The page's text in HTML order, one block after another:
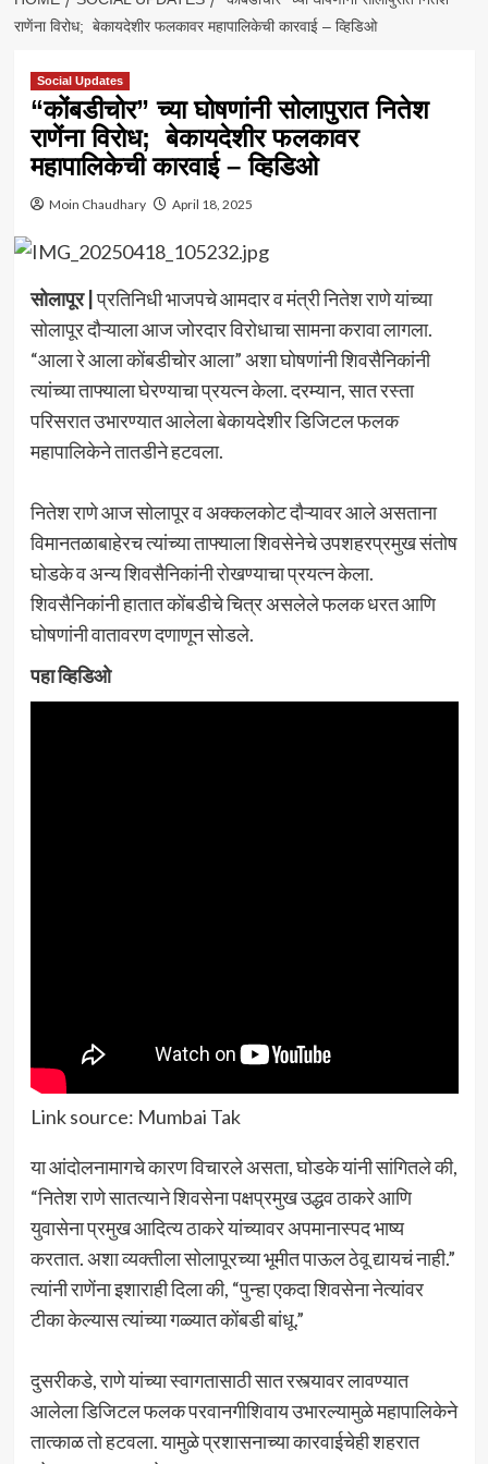
राणेंना विरोध; बेकायदेशीर फलकावर महापालिकेची कारवाई – व्हिडिओ
Social Updates
“कोंबडीचोर” च्या घोषणांनी सोलापुरात नितेश
राणेंना विरोध; बेकायदेशीर फलकावर
महापालिकेची कारवाई – व्हिडिओ
Moin Chaudhary April 18, 2025
सोलापूर | प्रतिनिधी भाजपचे आमदार व मंत्री नितेश राणे यांच्या
सोलापूर दौऱ्याला आज जोरदार विरोधाचा सामना करावा लागला.
“आला रे आला कोंबडीचोर आला” अशा घोषणांनी शिवसैनिकांनी
त्यांच्या ताफ्याला घेरण्याचा प्रयत्न केला. दरम्यान, सात रस्ता
परिसरात उभारण्यात आलेला बेकायदेशीर डिजिटल फलक
महापालिकेने तातडीने हटवला.
नितेश राणे आज सोलापूर व अक्कलकोट दौऱ्यावर आले असताना
विमानतळाबाहेरच त्यांच्या ताफ्याला शिवसेनेचे उपशहरप्रमुख संतोष
घोडके व अन्य शिवसैनिकांनी रोखण्याचा प्रयत्न केला.
शिवसैनिकांनी हातात कोंबडीचे चित्र असलेले फलक धरत आणि
घोषणांनी वातावरण दणाणून सोडले.
पहा व्हिडिओ
Link source: Mumbai Tak
या आंदोलनामागचे कारण विचारले असता, घोडके यांनी सांगितले की,
“नितेश राणे सातत्याने शिवसेना पक्षप्रमुख उद्धव ठाकरे आणि
युवासेना प्रमुख आदित्य ठाकरे यांच्यावर अपमानास्पद भाष्य
करतात. अशा व्यक्तीला सोलापूरच्या भूमीत पाऊल ठेवू द्यायचं नाही.”
त्यांनी राणेंना इशाराही दिला की, “पुन्हा एकदा शिवसेना नेत्यांवर
टीका केल्यास त्यांच्या गळ्यात कोंबडी बांधू.”
दुसरीकडे, राणे यांच्या स्वागतासाठी सात रस्त्यावर लावण्यात
आलेला डिजिटल फलक परवानगीशिवाय उभारल्यामुळे महापालिकेने
तात्काळ तो हटवला. यामुळे प्रशासनाच्या कारवाईचेही शहरात